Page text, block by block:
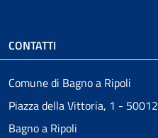
CONTATTI
Comune di Bagno a Ripoli
Piazza della Vittoria, 1 - 50012
Bagno a Ripoli